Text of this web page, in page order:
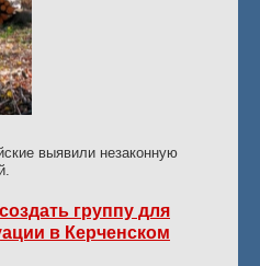
выявили незаконную
группу для
в Керченском